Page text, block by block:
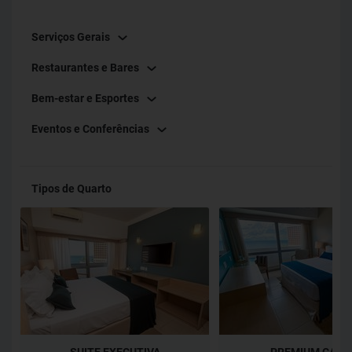
Serviços Gerais
Restaurantes e Bares
Bem-estar e Esportes
Eventos e Conferências
Tipos de Quarto